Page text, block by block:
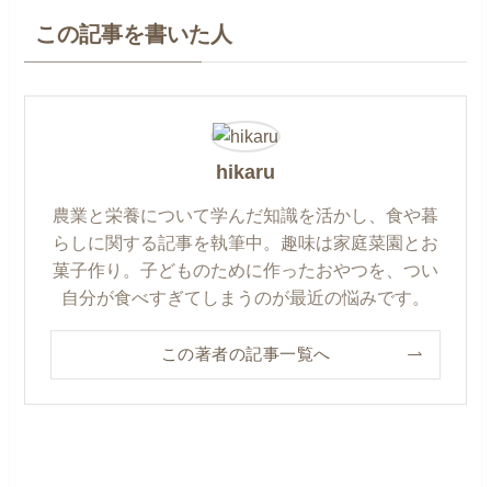
この記事を書いた人
hikaru
農業と栄養について学んだ知識を活かし、食や暮
らしに関する記事を執筆中。趣味は家庭菜園とお
菓子作り。子どものために作ったおやつを、つい
自分が食べすぎてしまうのが最近の悩みです。
この著者の記事一覧へ